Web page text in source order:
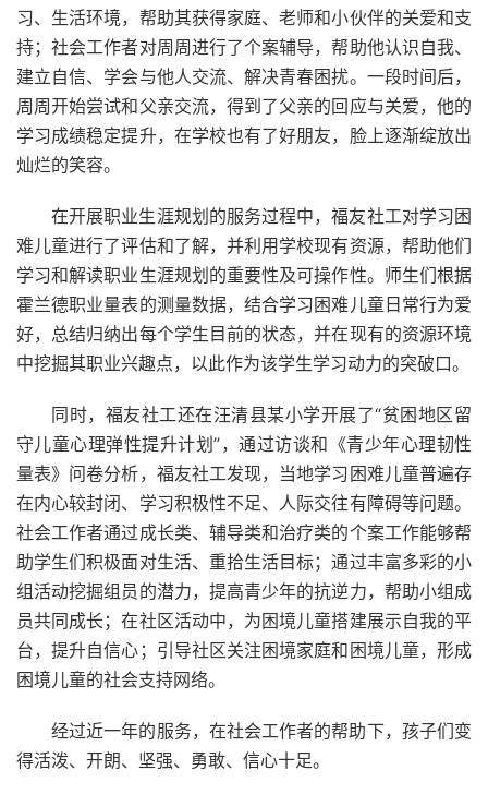
习、生活环境，帮助其获得家庭、老师和小伙伴的关爱和支
持；社会工作者对周周进行了个案辅导，帮助他认识自我、
建立自信、学会与他人交流、解决青春困扰。一段时间后，
周周开始尝试和父亲交流，得到了父亲的回应与关爱，他的
学习成绩稳定提升，在学校也有了好朋友，脸上逐渐绽放出
灿烂的笑容。
在开展职业生涯规划的服务过程中，福友社工对学习困
难儿童进行了评估和了解，并利用学校现有资源，帮助他们
学习和解读职业生涯规划的重要性及可操作性。师生们根据
霍兰德职业量表的测量数据，结合学习困难儿童日常行为爱
好，总结归纳出每个学生目前的状态，并在现有的资源环境
中挖掘其职业兴趣点，以此作为该学生学习动力的突破口。
同时，福友社工还在汪清县某小学开展了“贫困地区留
守儿童心理弹性提升计划”，通过访谈和《青少年心理韧性
量表》问卷分析，福友社工发现，当地学习困难儿童普遍存
在内心较封闭、学习积极性不足、人际交往有障碍等问题。
社会工作者通过成长类、辅导类和治疗类的个案工作能够帮
助学生们积极面对生活、重拾生活目标；通过丰富多彩的小
组活动挖掘组员的潜力，提高青少年的抗逆力，帮助小组成
员共同成长；在社区活动中，为困境儿童搭建展示自我的平
台，提升自信心；引导社区关注困境家庭和困境儿童，形成
困境儿童的社会支持网络。
经过近一年的服务，在社会工作者的帮助下，孩子们变
得活泼、开朗、坚强、勇敢、信心十足。